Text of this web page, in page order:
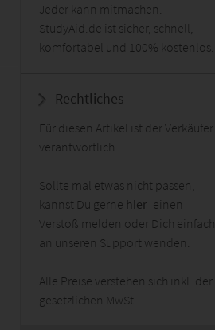
Jeder kann mitmachen.
StudyAid.de ist sicher, schnell,
komfortabel und 100% kostenlos.
Rechtliches
Für diesen Artikel ist der Verkäufer
verantwortlich.
Sollte mal etwas nicht passen,
kannst Du gerne hier einen
Verstoß melden oder Dich einfach
an unseren Support wenden.
Alle Preise verstehen sich inkl. der
gesetzlichen MwSt.